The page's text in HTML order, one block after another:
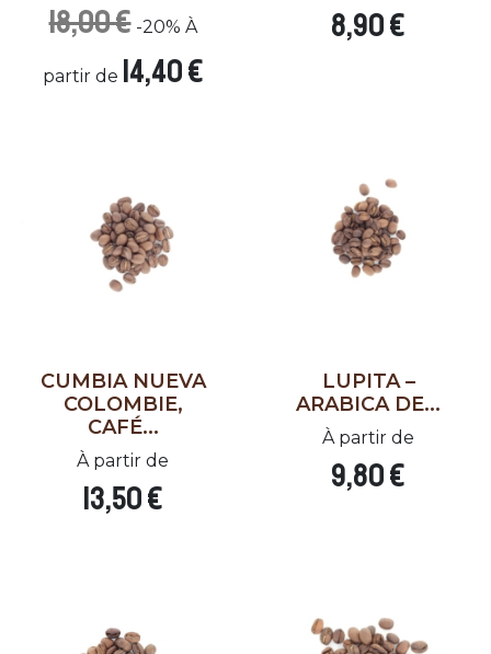
18,00 € -20% À
partir de 14,40 €
8,90 €
CUMBIA NUEVA
COLOMBIE,
CAFÉ...
À partir de
13,50 €
LUPITA –
ARABICA DE...
À partir de
9,80 €